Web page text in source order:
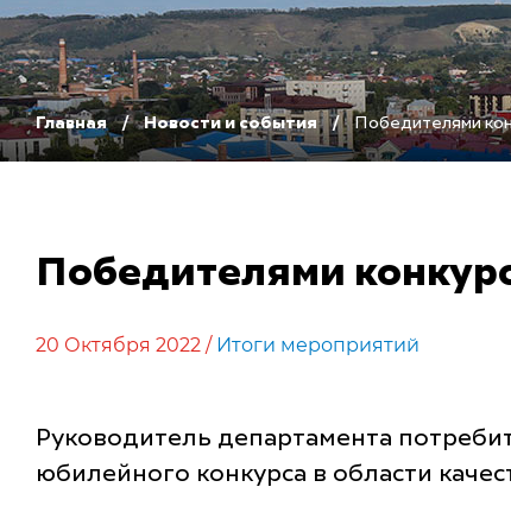
Главная Новости и события Победителями
Победителями
20 Октября 2022 / Итоги мероприятий
Руководитель департамента
юбилейного конкурса в области